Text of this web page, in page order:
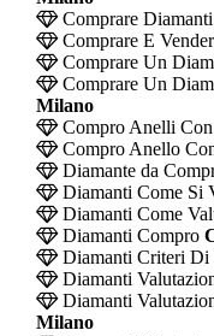
Comprare
Comprare E
Comprare Un
Comprare Un
Milano
Compro Anelli
Compro Anello
Diamante da
Diamanti Come Si
Diamanti Come
Diamanti Compro
Diamanti Criteri Di
Diamanti
Diamanti
Milano